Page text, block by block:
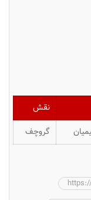
نقش
گروچف